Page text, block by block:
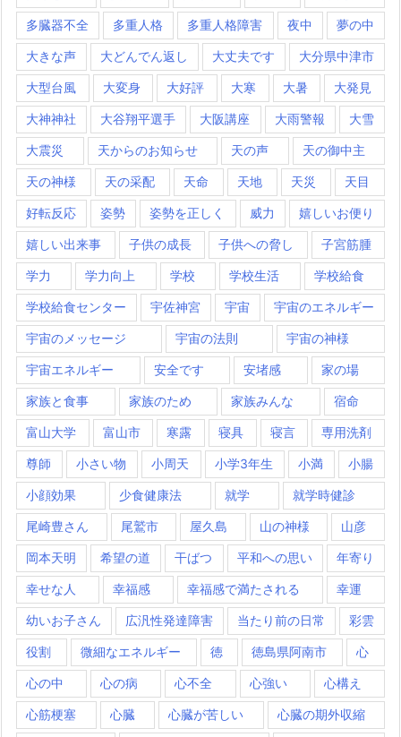
多臓器不全 多重人格 多重人格障害 夜中 夢の中
大きな声 大どんでん返し 大丈夫です 大分県中津市
大型台風 大変身 大好評 大寒 大暑 大発見
大神神社 大谷翔平選手 大阪講座 大雨警報 大雪
大震災 天からのお知らせ 天の声 天の御中主
天の神様 天の采配 天命 天地 天災 天目
好転反応 姿勢 姿勢を正しく 威力 嬉しいお便り
嬉しい出来事 子供の成長 子供への脅し 子宮筋腫
学力 学力向上 学校 学校生活 学校給食
学校給食センター 宇佐神宮 宇宙 宇宙のエネルギー
宇宙のメッセージ 宇宙の法則 宇宙の神様
宇宙エネルギー 安全です 安堵感 家の場
家族と食事 家族のため 家族みんな 宿命
富山大学 富山市 寒露 寝具 寝言 専用洗剤
尊師 小さい物 小周天 小学3年生 小満 小腸
小顔効果 少食健康法 就学 就学時健診
尾崎豊さん 尾鷲市 屋久島 山の神様 山彦
岡本天明 希望の道 干ばつ 平和への思い 年寄り
幸せな人 幸福感 幸福感で満たされる 幸運
幼いお子さん 広汎性発達障害 当たり前の日常 彩雲
役割 微細なエネルギー 徳 徳島県阿南市 心
心の中 心の病 心不全 心強い 心構え
心筋梗塞 心臓 心臓が苦しい 心臓の期外収縮